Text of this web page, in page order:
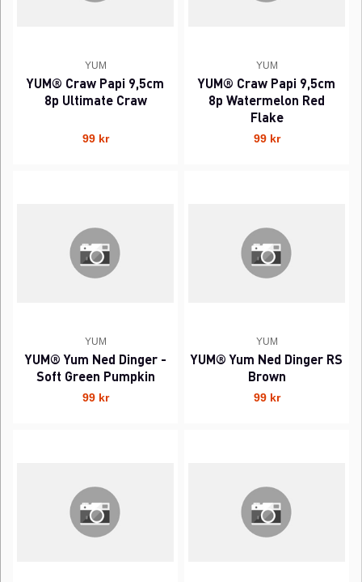
YUM
YUM® Craw Papi 9,5cm
8p Ultimate Craw
99 kr
YUM
YUM® Craw Papi 9,5cm
8p Watermelon Red
Flake
99 kr
YUM
YUM® Yum Ned Dinger -
Soft Green Pumpkin
99 kr
YUM
YUM® Yum Ned Dinger RS
Brown
99 kr